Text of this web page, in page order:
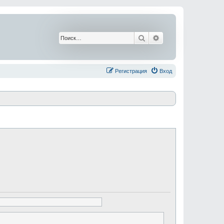
Поиск
Вход
Регистрация